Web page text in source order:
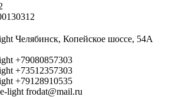
Челябинск, Копейское шоссе, 54А
+79080857303
+73512357303
+79128910535
frodat@mail.ru